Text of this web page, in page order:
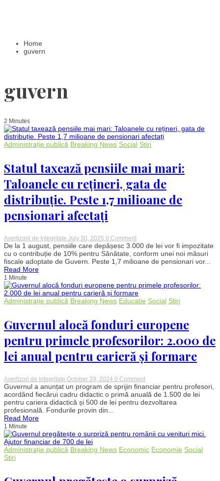
Home
guvern
guvern
2 Minutes
Administrație publică Breaking News Social Stiri
Statul taxează pensiile mai mari:
Taloanele cu rețineri, gata de
distribuție. Peste 1,7 milioane de
pensionari afectați
Avertizorii de Integritate July 30, 2025 0 Commenton
Statul
taxează
pensiile
mai
cu
rețineri,
gata
1,7
milioane
de
pensionari
afectați
De la 1 august, pensiile care depășesc 3.000 de lei vor fi impozitate
cu o contribuție de 10% pentru Sănătate, conform unei noi măsuri
fiscale adoptate de Guvern. Peste 1,7 milioane de pensionari vor...
Read More
1 Minute
Administrație publică Breaking News Educatie Social Stiri
Guvernul alocă fonduri europene
pentru primele profesorilor: 2.000 de
lei anual pentru carieră și formare
Avertizori de Integritate October 29, 2024 0 Commenton
Guvernul
alocă
fonduri
europene
2.000
lei
anual
Guvernul a anunțat un program de sprijin financiar pentru profesori,
acordând fiecărui cadru didactic o primă anuală de 1.500 de lei
pentru cariera didactică și 500 de lei pentru dezvoltarea
profesională. Fondurile provin din...
Read More
1 Minute
Administrație publică Breaking News Economic Economie Social
Stiri